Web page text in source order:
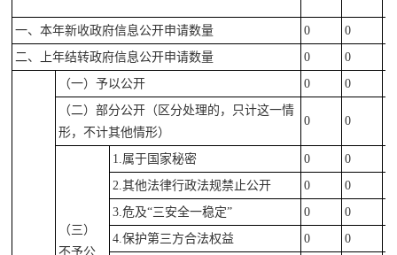
一、本年新收政府信息公开申请数量 0 0
二、上年结转政府信息公开申请数量
0 0
（一）予以公开 0 0
（二）部分公开（区分处理的，只计这一情
形，不计其他情形）
0 0
（三）
不予公
1.属于国家秘密 0 0
2.其他法律行政法规禁止公开
0 0
3.危及“三安全一稳定”
0 0
4.保护第三方合法权益
0 0